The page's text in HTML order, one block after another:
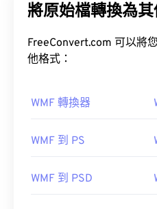
將原始檔轉換為
FreeConvert.com 可以將
他格式：
WMF 轉換器
WMF 到 PS
WMF 到 PSD